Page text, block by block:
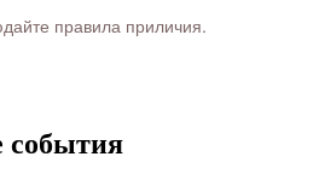
правила приличия.
события